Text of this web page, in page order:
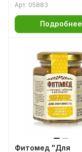
Арт. 05883
Подробнее
Фитомед "Для